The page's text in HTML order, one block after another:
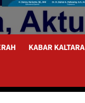
KABAR KALTARA